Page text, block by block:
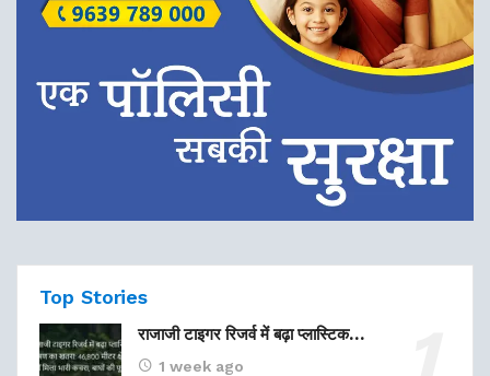
Top Stories
राजाजी टाइगर रिजर्व में बढ़ा प्लास्टिक…
1 week ago